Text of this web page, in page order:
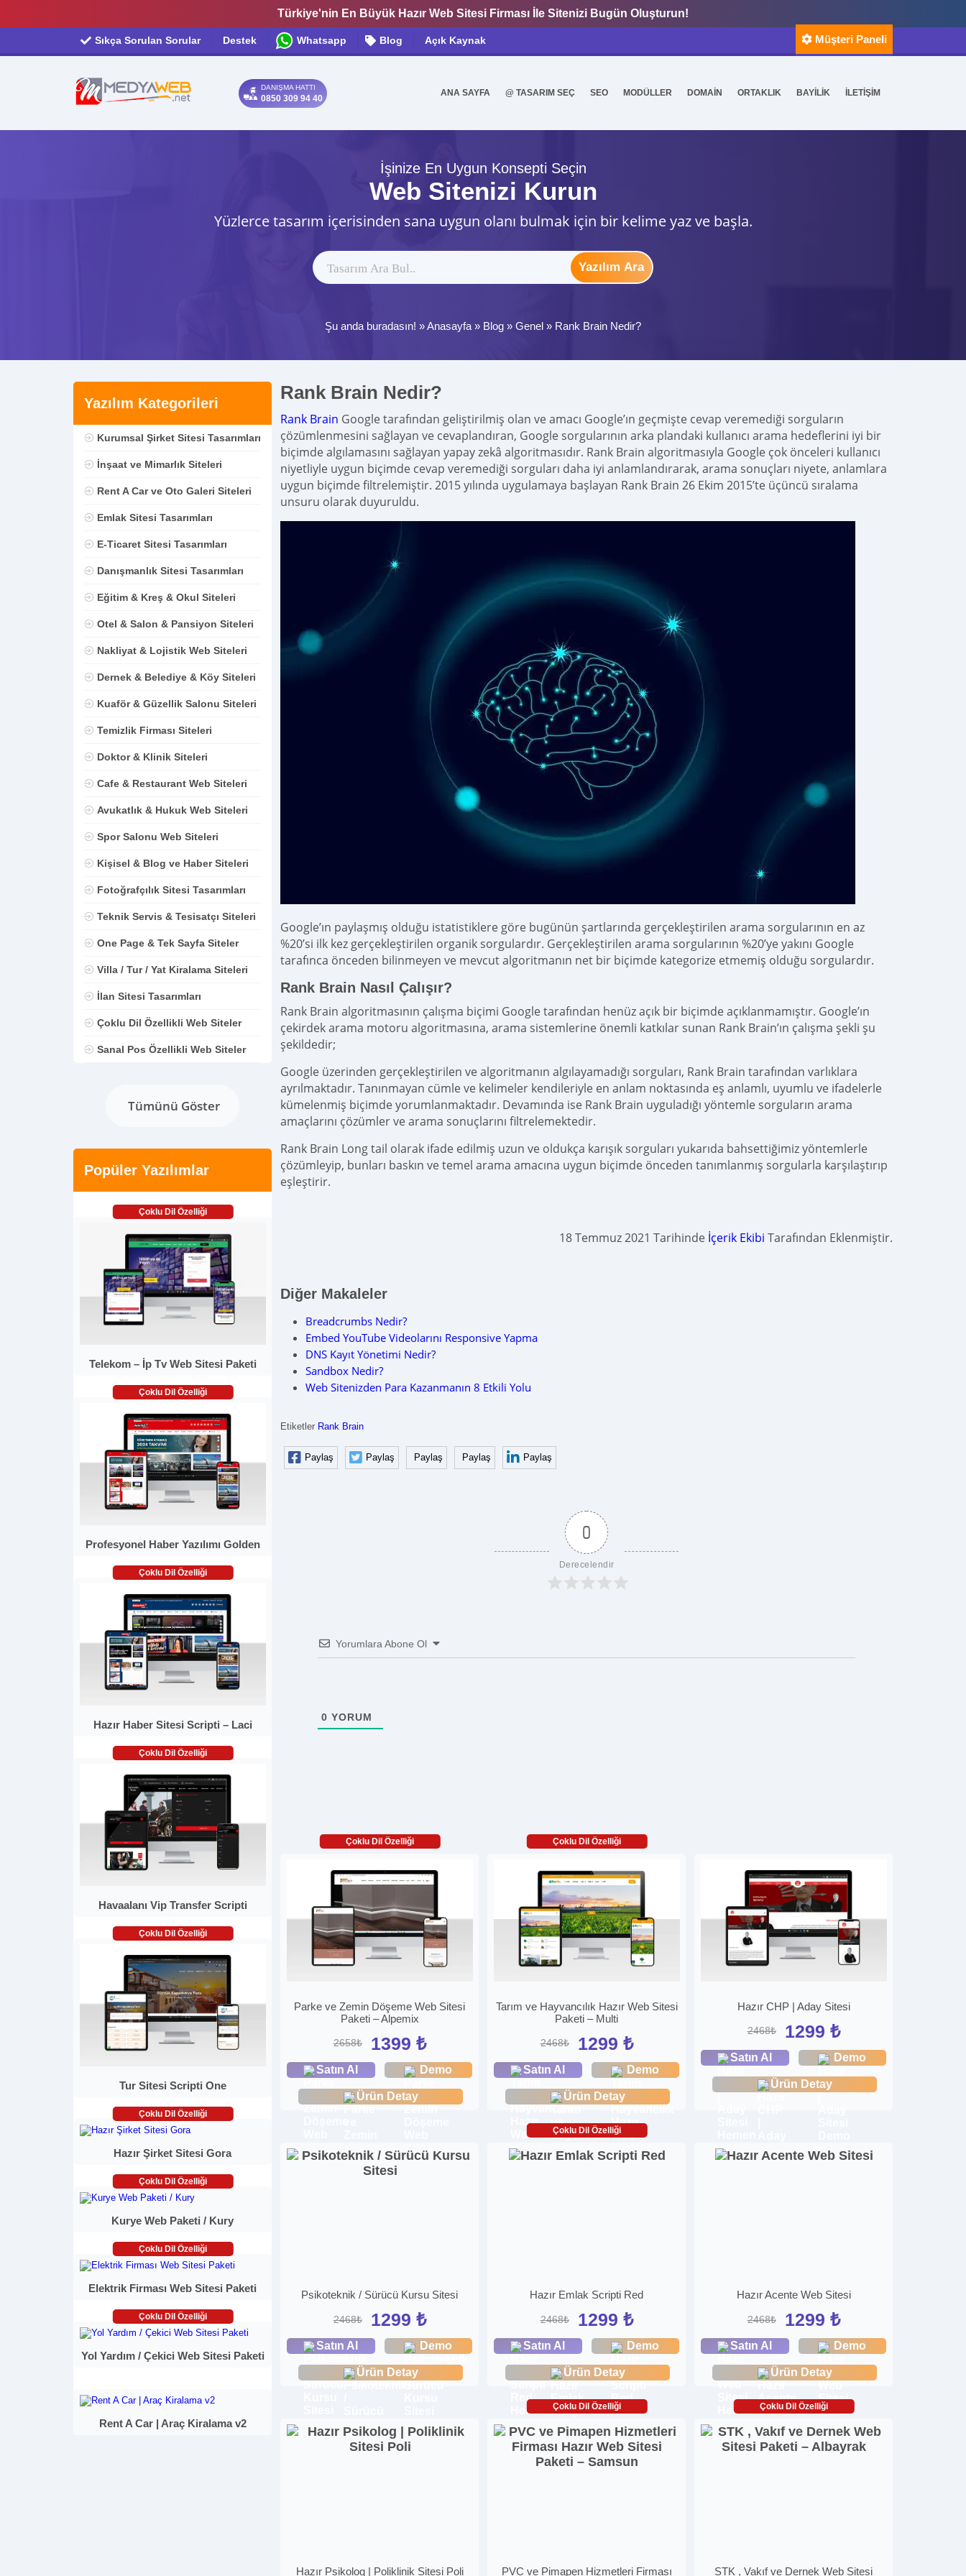
Türkiye'nin En Büyük Hazır Web Sitesi Firması İle Sitenizi Bugün Oluşturun!
Sıkça Sorulan Sorular Destek Whatsapp Blog Açık Kaynak Müşteri Paneli
DANIŞMA HATTI
0850 309 94 40
ANA SAYFA @ TASARIM SEÇ SEO MODÜLLER DOMAİN ORTAKLIK BAYİLİK İLETİŞİM
İşinize En Uygun Konsepti Seçin
Web Sitenizi Kurun
Yüzlerce tasarım içerisinden sana uygun olanı bulmak için bir kelime yaz ve başla.
Yazılım Ara
Şu anda buradasın! »Anasayfa » Blog » Genel » Rank Brain Nedir?
Yazılım Kategorileri
Kurumsal Şirket Sitesi Tasarımları
İnşaat ve Mimarlık Siteleri
Rent A Car ve Oto Galeri Siteleri
Emlak Sitesi Tasarımları
E-Ticaret Sitesi Tasarımları
Danışmanlık Sitesi Tasarımları
Eğitim & Kreş & Okul Siteleri
Otel & Salon & Pansiyon Siteleri
Nakliyat & Lojistik Web Siteleri
Dernek & Belediye & Köy Siteleri
Kuaför & Güzellik Salonu Siteleri
Temizlik Firması Siteleri
Doktor & Klinik Siteleri
Cafe & Restaurant Web Siteleri
Avukatlık & Hukuk Web Siteleri
Spor Salonu Web Siteleri
Kişisel & Blog ve Haber Siteleri
Fotoğrafçılık Sitesi Tasarımları
Teknik Servis & Tesisatçı Siteleri
One Page & Tek Sayfa Siteler
Villa / Tur / Yat Kiralama Siteleri
İlan Sitesi Tasarımları
Çoklu Dil Özellikli Web Siteler
Sanal Pos Özellikli Web Siteler
Tümünü Göster
Popüler Yazılımlar
Çoklu Dil Özelliği
Telekom – İp Tv Web Sitesi Paketi
Çoklu Dil Özelliği
Profesyonel Haber Yazılımı Golden
Çoklu Dil Özelliği
Hazır Haber Sitesi Scripti – Laci
Çoklu Dil Özelliği
Havaalanı Vip Transfer Scripti
Çoklu Dil Özelliği
Tur Sitesi Scripti One
Çoklu Dil Özelliği
Hazır Şirket Sitesi Gora
Çoklu Dil Özelliği
Kurye Web Paketi / Kury
Çoklu Dil Özelliği
Elektrik Firması Web Sitesi Paketi
Çoklu Dil Özelliği
Yol Yardım / Çekici Web Sitesi Paketi
Rent A Car | Araç Kiralama v2
Rank Brain Nedir?
Rank Brain Google tarafından geliştirilmiş olan ve amacı Google’ın geçmişte cevap veremediği sorguların
çözümlenmesini sağlayan ve cevaplandıran, Google sorgularının arka plandaki kullanıcı arama hedeflerini iyi bir
biçimde algılamasını sağlayan yapay zekâ algoritmasıdır. Rank Brain algoritmasıyla Google çok önceleri kullanıcı
niyetliyle uygun biçimde cevap veremediği sorguları daha iyi anlamlandırarak, arama sonuçları niyete, anlamlara
uygun biçimde filtrelemiştir. 2015 yılında uygulamaya başlayan Rank Brain 26 Ekim 2015’te üçüncü sıralama
unsuru olarak duyuruldu.
Google’ın paylaşmış olduğu istatistiklere göre bugünün şartlarında gerçekleştirilen arama sorgularının en az
%20’si ilk kez gerçekleştirilen organik sorgulardır. Gerçekleştirilen arama sorgularının %20’ye yakını Google
tarafınca önceden bilinmeyen ve mevcut algoritmanın net bir biçimde kategorize etmemiş olduğu sorgulardır.
Rank Brain Nasıl Çalışır?
Rank Brain algoritmasının çalışma biçimi Google tarafından henüz açık bir biçimde açıklanmamıştır. Google’ın
çekirdek arama motoru algoritmasına, arama sistemlerine önemli katkılar sunan Rank Brain’ın çalışma şekli şu
şekildedir;
Google üzerinden gerçekleştirilen ve algoritmanın algılayamadığı sorguları, Rank Brain tarafından varlıklara
ayrılmaktadır. Tanınmayan cümle ve kelimeler kendileriyle en anlam noktasında eş anlamlı, uyumlu ve ifadelerle
kümelenmiş biçimde yorumlanmaktadır. Devamında ise Rank Brain uyguladığı yöntemle sorguların arama
amaçlarını çözümler ve arama sonuçlarını filtrelemektedir.
Rank Brain Long tail olarak ifade edilmiş uzun ve oldukça karışık sorguları yukarıda bahsettiğimiz yöntemlerle
çözümleyip, bunları baskın ve temel arama amacına uygun biçimde önceden tanımlanmış sorgularla karşılaştırıp
eşleştirir.
18 Temmuz 2021 Tarihinde İçerik Ekibi Tarafından Eklenmiştir.
Diğer Makaleler
Breadcrumbs Nedir?
Embed YouTube Videolarını Responsive Yapma
DNS Kayıt Yönetimi Nedir?
Sandbox Nedir?
Web Sitenizden Para Kazanmanın 8 Etkili Yolu
Etiketler Rank Brain
Paylaş Paylaş Paylaş Paylaş Paylaş
0
Derecelendir
Yorumlara Abone Ol
0 YORUM
Çoklu Dil Özelliği
Parke ve Zemin Döşeme Web Sitesi
Paketi – Alpemix
2658₺ 1399 ₺
Satın Al Demo
Ürün Detay
Çoklu Dil Özelliği
Tarım ve Hayvancılık Hazır Web Sitesi
Paketi – Multi
2468₺ 1299 ₺
Satın Al Demo
Ürün Detay
Hazır CHP | Aday Sitesi
2468₺ 1299 ₺
Satın Al Demo
Ürün Detay
Psikoteknik / Sürücü Kursu Sitesi
2468₺ 1299 ₺
Satın Al Demo
Ürün Detay
Çoklu Dil Özelliği
Hazır Emlak Scripti Red
2468₺ 1299 ₺
Satın Al Demo
Ürün Detay
Hazır Acente Web Sitesi
2468₺ 1299 ₺
Satın Al Demo
Ürün Detay
Hazır Psikolog | Poliklinik Sitesi Poli
Çoklu Dil Özelliği
PVC ve Pimapen Hizmetleri Firması
Çoklu Dil Özelliği
STK , Vakıf ve Dernek Web Sitesi